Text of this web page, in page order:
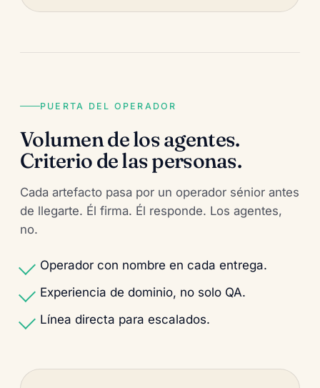
PUERTA DEL OPERADOR
Volumen de los agentes.
Criterio de las personas.
Cada artefacto pasa por un operador sénior antes
de llegarte. Él firma. Él responde. Los agentes,
no.
Operador con nombre en cada entrega.
Experiencia de dominio, no solo QA.
Línea directa para escalados.